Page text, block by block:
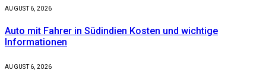
AUGUST 6, 2026
Auto mit Fahrer in Südindien Kosten und wichtige
Informationen
AUGUST 6, 2026